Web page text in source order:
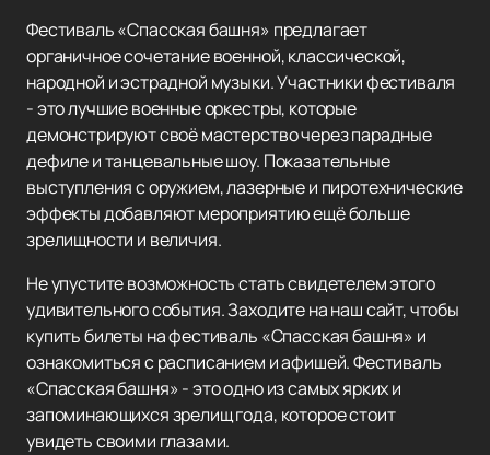
Фестиваль «Спасская башня» предлагает
органичное сочетание военной, классической,
народной и эстрадной музыки. Участники фестиваля
- это лучшие военные оркестры, которые
демонстрируют своё мастерство через парадные
дефиле и танцевальные шоу. Показательные
выступления с оружием, лазерные и пиротехнические
эффекты добавляют мероприятию ещё больше
зрелищности и величия.
Не упустите возможность стать свидетелем этого
удивительного события. Заходите на наш сайт, чтобы
купить билеты на фестиваль «Спасская башня» и
ознакомиться с расписанием и афишей. Фестиваль
«Спасская башня» - это одно из самых ярких и
запоминающихся зрелищ года, которое стоит
увидеть своими глазами.